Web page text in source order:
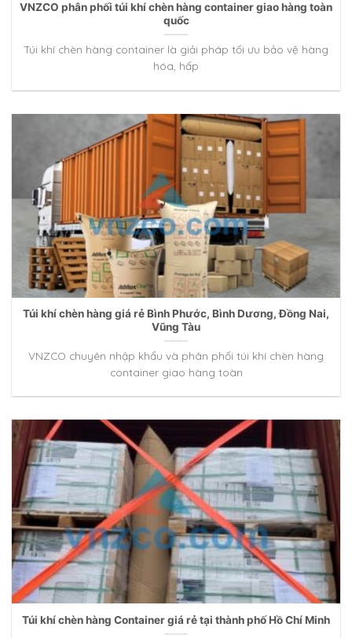
VNZCO phân phối túi khí chèn hàng container giao hàng toàn
quốc
Túi khí chèn hàng container là giải pháp tối ưu bảo vệ hàng
hóa, hấp
Túi khí chèn hàng giá rẻ Bình Phước, Bình Dương, Đồng Nai,
Vũng Tàu
VNZCO chuyên nhập khẩu và phân phối túi khí chèn hàng
container giao hàng toàn
Túi khí chèn hàng Container giá rẻ tại thành phố Hồ Chí Minh